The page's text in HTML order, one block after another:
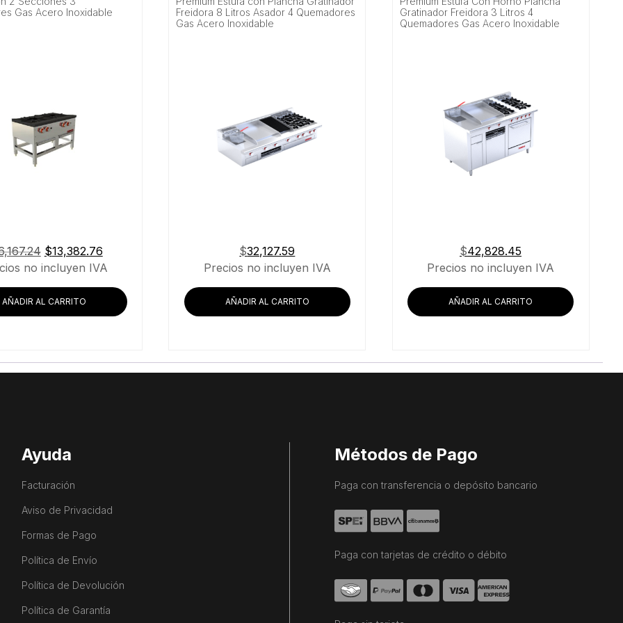
Gas Acero Inoxidable
El
precio
era:
$16,167.24.
$13,382.76El
precio
$13,382.76.
no incluyen IVA
AÑADIR AL CARRITO
Freidora 8 Litros Asador 4 Quemadores
Gas Acero Inoxidable
$32,127.59
Precios no incluyen IVA
AÑADIR AL CARRITO
Gratinador Freidora 3 Litros 4
Quemadores Gas Acero Inoxidable
$42,828.45
Precios no incluyen IVA
AÑADIR AL CARRITO
Ayuda
Facturación
Aviso de Privacidad
Formas de Pago
Política de Envío
Política de Devolución
Política de Garantía
Métodos de Pago
Paga con transferencia o depósito bancario
Paga con tarjetas de crédito o débito